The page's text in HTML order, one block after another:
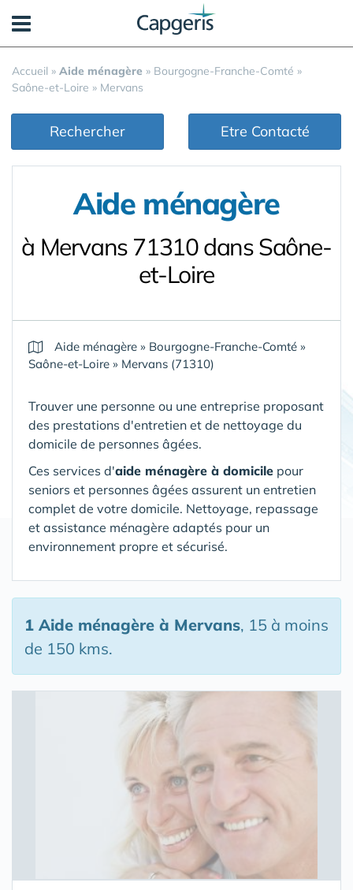
Accueil » Aide ménagère » Bourgogne-Franche-Comté »
Saône-et-Loire » Mervans
Rechercher Etre Contacté
Aide ménagère
à Mervans 71310 dans Saône-
et-Loire
Aide ménagère » Bourgogne-Franche-Comté »
Saône-et-Loire » Mervans (71310)
Trouver une personne ou une entreprise proposant
des prestations d'entretien et de nettoyage du
domicile de personnes âgées.
Ces services d'aide ménagère à domicile pour
seniors et personnes âgées assurent un entretien
complet de votre domicile. Nettoyage, repassage
et assistance ménagère adaptés pour un
environnement propre et sécurisé.
1 Aide ménagère à Mervans, 15 à moins
de 150 kms.